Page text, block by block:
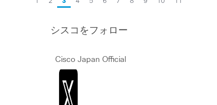
シスコをフォロー
Cisco Japan Official